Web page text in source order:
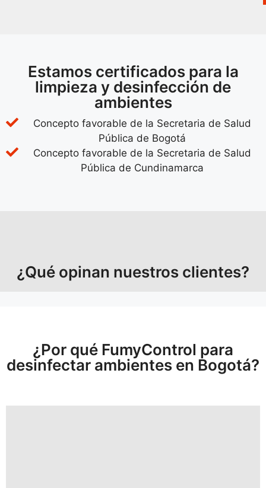
Estamos certificados para la
limpieza y desinfección de
ambientes
Concepto favorable de la Secretaria de Salud
Pública de Bogotá
Concepto favorable de la Secretaria de Salud
Pública de Cundinamarca
¿Qué opinan nuestros clientes?
¿Por qué FumyControl para
desinfectar ambientes en Bogotá?